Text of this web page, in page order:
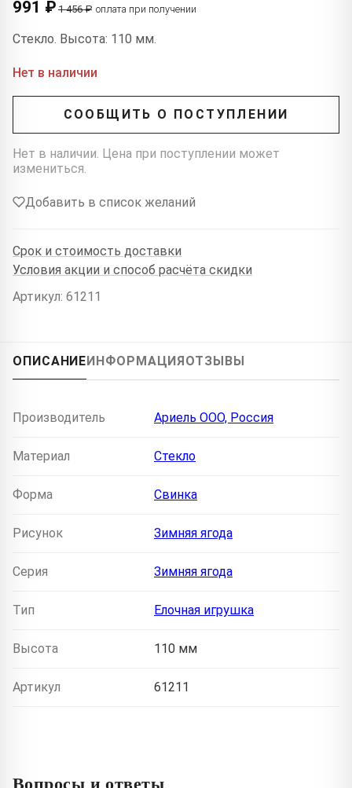
991 ₽ 1 456 ₽ оплата при получении
Стекло. Высота: 110 мм.
Нет в наличии
СООБЩИТЬ О ПОСТУПЛЕНИИ
Нет в наличии. Цена при поступлении может
измениться.
Добавить в список желаний
Срок и стоимость доставки
Условия акции и способ расчёта скидки
Артикул: 61211
ОПИСАНИЕИНФОРМАЦИЯОТЗЫВЫ
Производитель Ариель ООО, Россия
Материал Стекло
Форма Свинка
Рисунок Зимняя ягода
Серия Зимняя ягода
Тип Елочная игрушка
Высота 110 мм
Артикул 61211
Вопросы и ответы